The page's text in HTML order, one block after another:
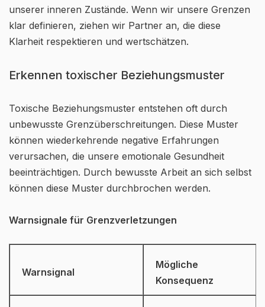
unserer inneren Zustände. Wenn wir unsere Grenzen
klar definieren, ziehen wir Partner an, die diese
Klarheit respektieren und wertschätzen.
Erkennen toxischer Beziehungsmuster
Toxische Beziehungsmuster entstehen oft durch
unbewusste Grenzüberschreitungen. Diese Muster
können wiederkehrende negative Erfahrungen
verursachen, die unsere emotionale Gesundheit
beeinträchtigen. Durch bewusste Arbeit an sich selbst
können diese Muster durchbrochen werden.
Warnsignale für Grenzverletzungen
Warnsignal
Mögliche
Konsequenz